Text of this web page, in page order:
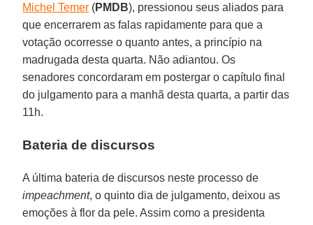
Michel Temer (PMDB), pressionou seus aliados para
que encerrarem as falas rapidamente para que a
votação ocorresse o quanto antes, a princípio na
madrugada desta quarta. Não adiantou. Os
senadores concordaram em postergar o capítulo final
do julgamento para a manhã desta quarta, a partir das
11h.
Bateria de discursos
A última bateria de discursos neste processo de
impeachment, o quinto dia de julgamento, deixou as
emoções à flor da pele. Assim como a presidenta